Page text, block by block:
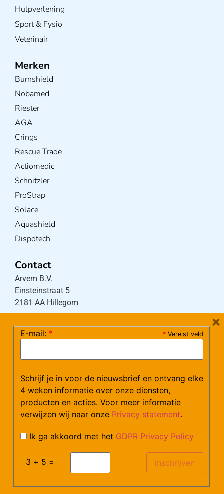
Hulpverlening
Sport & Fysio
Veterinair
Merken
Burnshield
Nobamed
Riester
AGA
Crings
Rescue Trade
Actiomedic
Schnitzler
ProStrap
Solace
Aquashield
Dispotech
Contact
Arvem B.V.
Einsteinstraat 5
2181 AA Hillegom
Tel:0252-533256
08:30-16:00 uur)
Mail:
klantenservice@arvem.nl
Werken bij Arvem?
Bekijk hier onze vacatures.
Verzendkosten en LeveringAlgemene voorwaarden
* Vereist veld
E-mail: *
Schrijf je in voor de nieuwsbrief en ontvang elke
4 weken informatie over onze diensten,
producten en acties. Voor meer informatie
verwijzen wij naar onze Privacy statement.
Ik ga akkoord met het GDPR Privacy Policy
3 + 5 =
×